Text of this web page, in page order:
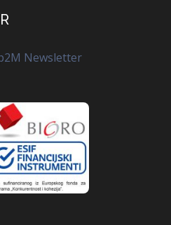
Newsletter